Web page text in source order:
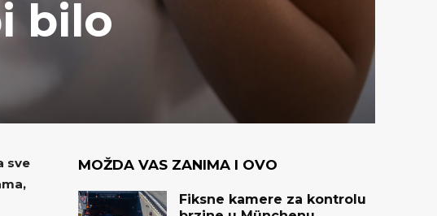
bilo
sve
MOŽDA VAS ZANIMA I OVO
Fiksne kamere za kontrolu